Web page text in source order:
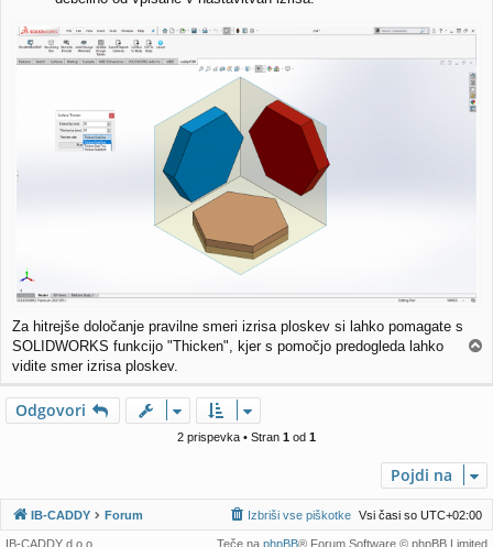
Za hitrejše določanje pravilne smeri izrisa ploskev si lahko pomagate s
SOLIDWORKS funkcijo "Thicken", kjer s pomočjo predogleda lahko
vidite smer izrisa ploskev.
Odgovori
2 prispevka • Stran 1 od 1
Pojdi na
IB-CADDY Forum Vsi časi so UTC+02:00
Izbriši vse piškotke
Teče na phpBB® Forum Software © phpBB Limited
IB-CADDY d.o.o.